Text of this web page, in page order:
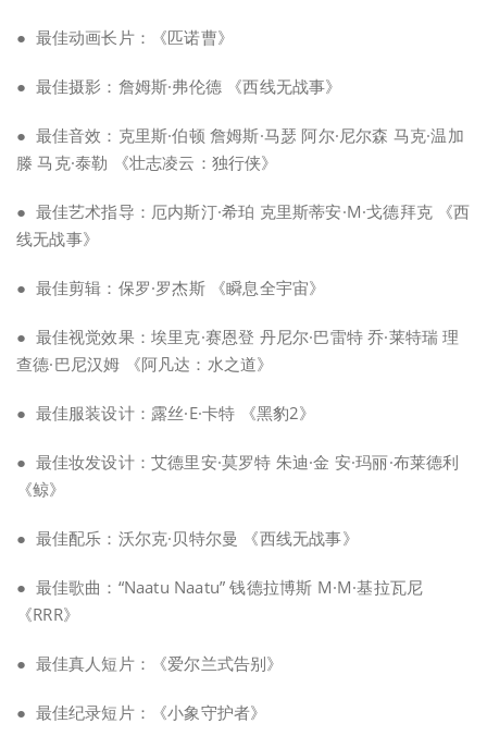
● 最佳动画长片：《匹诺曹》
● 最佳摄影：詹姆斯·弗伦德 《西线无战事》
● 最佳音效：克里斯·伯顿 詹姆斯·马瑟 阿尔·尼尔森 马克·温加
滕 马克·泰勒 《壮志凌云：独行侠》
● 最佳艺术指导：厄内斯汀·希珀 克里斯蒂安·M·戈德拜克 《西
线无战事》
● 最佳剪辑：保罗·罗杰斯 《瞬息全宇宙》
● 最佳视觉效果：埃里克·赛恩登 丹尼尔·巴雷特 乔·莱特瑞 理
查德·巴尼汉姆 《阿凡达：水之道》
● 最佳服装设计：露丝·E·卡特 《黑豹2》
● 最佳妆发设计：艾德里安·莫罗特 朱迪·金 安·玛丽·布莱德利
《鲸》
● 最佳配乐：沃尔克·贝特尔曼 《西线无战事》
● 最佳歌曲：“Naatu Naatu” 钱德拉博斯 M·M·基拉瓦尼
《RRR》
● 最佳真人短片：《爱尔兰式告别》
● 最佳纪录短片：《小象守护者》